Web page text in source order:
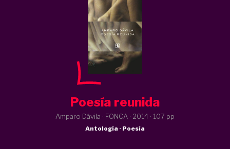
Poesía reunida
Amparo Dávila · FONCA · 2014 · 107 pp
Antología · Poesía